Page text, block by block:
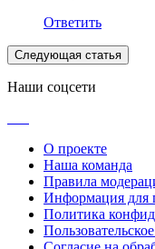
Ответить
Следующая статья
Наши соцсети
О проекте
Наша команда
Правила
Информация для
Политика